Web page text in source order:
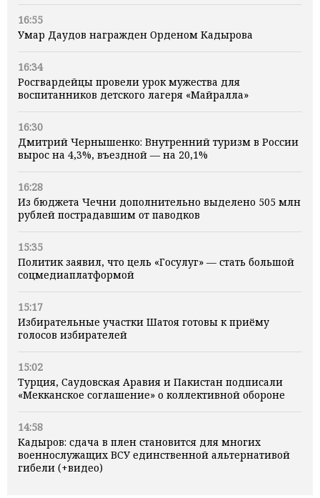
16:55
Умар Даудов награжден Орденом Кадырова
16:34
Росгвардейцы провели урок мужества для
воспитанников детского лагеря «Майралла»
16:30
Дмитрий Чернышенко: Внутренний туризм в России
вырос на 4,3%, въездной — на 20,1%
16:28
Из бюджета Чечни дополнительно выделено 505 млн
рублей пострадавшим от паводков
15:35
Политик заявил, что цель «Госулуг» — стать большой
соцмедиаплатформой
15:17
Избирательные участки Шатоя готовы к приёму
голосов избирателей
15:02
Турция, Саудовская Аравия и Пакистан подписали
«Мекканское соглашение» о коллективной обороне
14:58
Кадыров: сдача в плен становится для многих
военнослужащих ВСУ единственной альтернативой
гибели (+видео)